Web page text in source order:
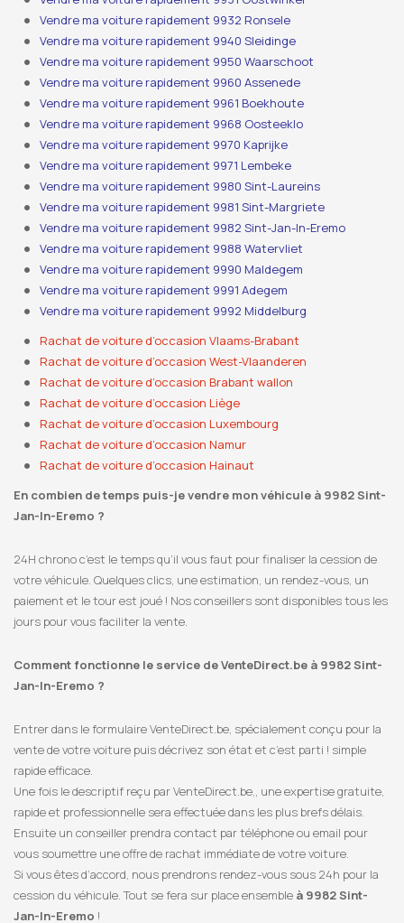
Vendre ma voiture rapidement 9932 Ronsele
Vendre ma voiture rapidement 9940 Sleidinge
Vendre ma voiture rapidement 9950 Waarschoot
Vendre ma voiture rapidement 9960 Assenede
Vendre ma voiture rapidement 9961 Boekhoute
Vendre ma voiture rapidement 9968 Oosteeklo
Vendre ma voiture rapidement 9970 Kaprijke
Vendre ma voiture rapidement 9971 Lembeke
Vendre ma voiture rapidement 9980 Sint-Laureins
Vendre ma voiture rapidement 9981 Sint-Margriete
Vendre ma voiture rapidement 9982 Sint-Jan-In-Eremo
Vendre ma voiture rapidement 9988 Watervliet
Vendre ma voiture rapidement 9990 Maldegem
Vendre ma voiture rapidement 9991 Adegem
Vendre ma voiture rapidement 9992 Middelburg
Rachat de voiture d’occasion Vlaams-Brabant
Rachat de voiture d’occasion West-Vlaanderen
Rachat de voiture d’occasion Brabant wallon
Rachat de voiture d’occasion Liège
Rachat de voiture d’occasion Luxembourg
Rachat de voiture d’occasion Namur
Rachat de voiture d’occasion Hainaut
En combien de temps puis-je vendre mon véhicule à 9982 Sint-
Jan-In-Eremo ?
24H chrono c’est le temps qu’il vous faut pour finaliser la cession de
votre véhicule. Quelques clics, une estimation, un rendez-vous, un
paiement et le tour est joué ! Nos conseillers sont disponibles tous les
jours pour vous faciliter la vente.
Comment fonctionne le service de VenteDirect.be à 9982 Sint-
Jan-In-Eremo ?
Entrer dans le formulaire VenteDirect.be, spécialement conçu pour la
vente de votre voiture puis décrivez son état et c’est parti ! simple
rapide efficace.
Une fois le descriptif reçu par VenteDirect.be,, une expertise gratuite,
rapide et professionnelle sera effectuée dans les plus brefs délais.
Ensuite un conseiller prendra contact par téléphone ou email pour
vous soumettre une offre de rachat immédiate de votre voiture.
Si vous êtes d’accord, nous prendrons rendez-vous sous 24h pour la
cession du véhicule. Tout se fera sur place ensemble à 9982 Sint-
Jan-In-Eremo !